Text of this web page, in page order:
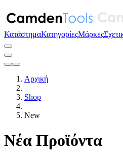
ΚατάστημαΚατηγορίεςΜάρκες
Αρχική
Shop
New
Νέα Προϊόντα